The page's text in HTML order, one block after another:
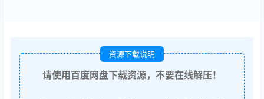
资源下载说明
请使用百度网盘下载资源，不要在线解压！